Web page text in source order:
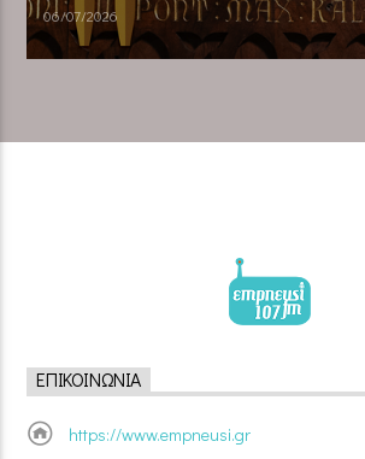
06/07/2026
ΕΠΙΚΟΙΝΩΝΊΑ
https://www.empneusi.gr